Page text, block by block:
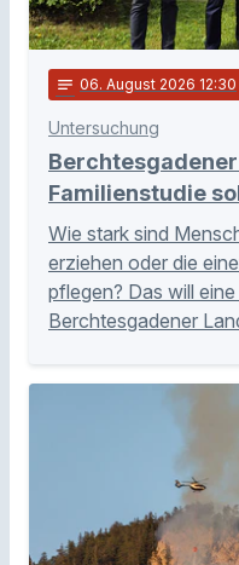
notes 06. August 2026 12:30
Untersuchung
Berchtesgadener
Familienstudie
Wie stark sind
erziehen oder die
pflegen? Das will
Berchtesgadener